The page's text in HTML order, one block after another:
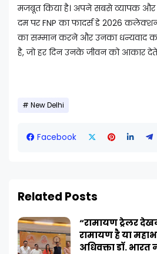
मजबूत किया है। अपने सबसे व्यापक और
दम पर FNP का फादर्स डे 2026
का सम्मान करने और उनका धन्यवाद
है, जो हर दिन उनके जीवन को आकार देते
New Delhi
Facebook
Related Posts
“रामायण ट्रेलर
रामायण है या
अधिवक्ता डॉ. भारत